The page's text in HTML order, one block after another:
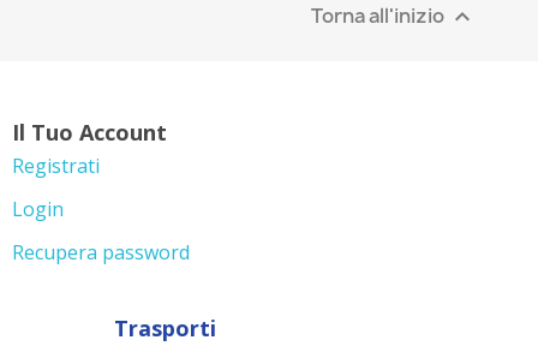
Torna all'inizio 
Il Tuo Account
Registrati
Login
Recupera password
Trasporti